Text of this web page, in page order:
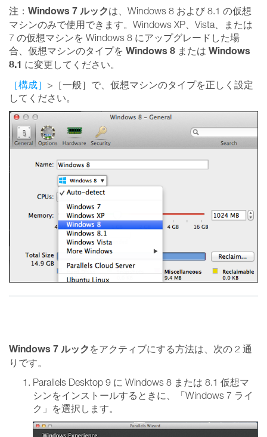
注： Windows 7 ルックは、Windows 8 および 8.1 の仮想
マシンのみで使用できます。Windows XP、Vista、または
7 の仮想マシンを Windows 8 にアップグレードした場
合、仮想マシンのタイプを Windows 8 または Windows
8.1 に変更してください。
［構成］ >［一般］で、仮想マシンのタイプを正しく設定
してください。
Windows 7 ルック をアクティブにする方法は、次の 2 通
りです。
Parallels Desktop 9 に Windows 8 または 8.1 仮想マ
シンをインストールするときに、「Windows 7 ライ
ク」を選択します。